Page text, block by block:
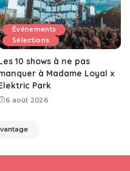
Événements
Sélections
10 shows à ne pas
à Madame Loyal x
Park
6 août 2026